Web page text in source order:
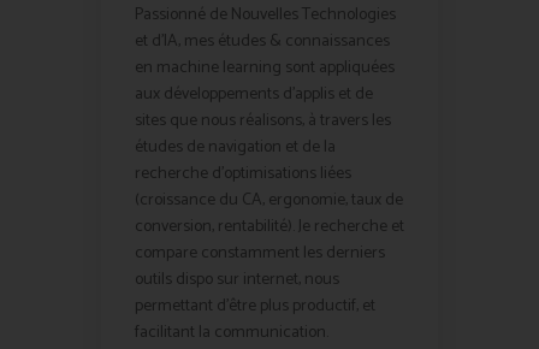
Passionné de Nouvelles Technologies
et d'IA, mes études & connaissances
en machine learning sont appliquées
aux développements d'applis et de
sites que nous réalisons, à travers les
études de navigation et de la
recherche d'optimisations liées
(croissance du CA, ergonomie, taux de
conversion, rentabilité). Je recherche et
compare constamment les derniers
outils dispo sur internet, nous
permettant d'être plus productif, et
facilitant la communication.